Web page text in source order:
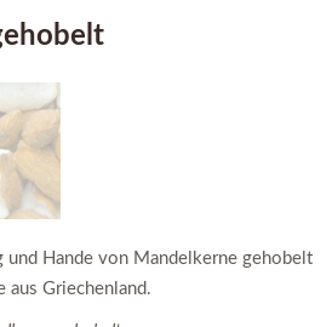
und Hande von Mandelkerne gehobelt
aus Griechenland.